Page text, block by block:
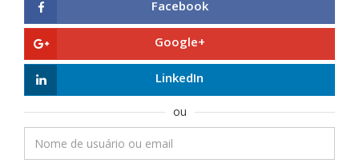
Facebook
Google+
LinkedIn
ou